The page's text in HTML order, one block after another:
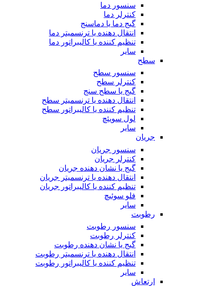
سنسور دما
کنترلر دما
گیج دما یا دماسنج
انتقال دهنده یا ترنسمیتر دما
تنظیم کننده یا کالیبراتور دما
سایر
سطح
سنسور سطح
کنترلر سطح
گیج یا سطح سنج
انتقال دهنده یا ترنسمیتر سطح
تنظیم کننده یا کالیبراتور سطح
لول سویئچ
سایر
جریان
سنسور جریان
کنترلر جریان
گیج یا نشان دهنده جریان
انتقال دهنده یا ترنسمیتر جریان
تنظیم کننده یا کالیبراتور جریان
فلو سوئیچ
سایر
رطوبت
سنسور رطوبت
کنترلر رطوبت
گیج یا نشان دهنده رطوبت
انتقال دهنده یا ترنسمیتر رطوبت
تنظیم کننده یا کالیبراتور رطوبت
سایر
ارتعاش